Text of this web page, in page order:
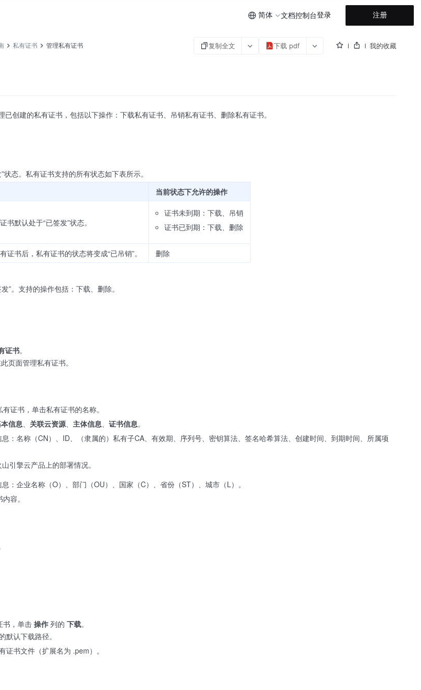
简体 文档控制台登录 注册
私有证书 管理私有证书 复制全文 下载 pdf 我的收藏
创建的私有证书，包括以下操作：下载私有证书、吊销私有证书、删除私有证书。
态。私有证书支持的所有状态如下表所示。
当前状态下允许的操作
书默认处于“已签发”状态。
证书未到期：下载、吊销
证书已到期：下载、删除
证书后，私有证书的状态将变成“已吊销”。 删除
”。支持的操作包括：下载、删除。
证书。
页面管理私有证书。
证书，单击私有证书的名称。
信息、 关联云资源、 主体信息、 证书信息。
：名称（CN）、ID、（隶属的）私有子CA、有效期、序列号、密钥算法、签名哈希算法、创建时间、到期时间、所属项
引擎云产品上的部署情况。
：企业名称（O）、部门（OU）、国家（C）、省份（ST）、城市（L）。
容。
书，单击 操作 列的 下载。
认下载路径。
书文件（扩展名为 .pem）。